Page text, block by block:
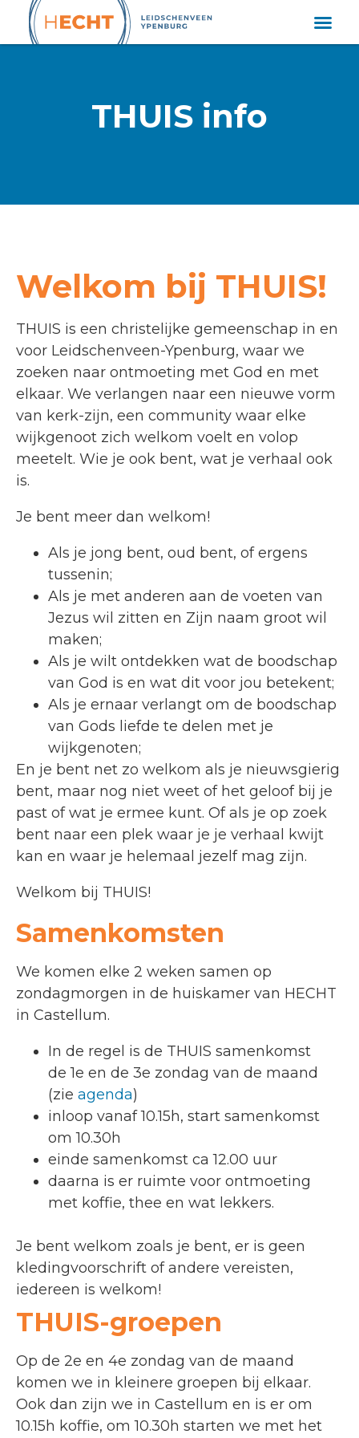
THUIS info
Welkom bij THUIS!
THUIS is een christelijke gemeenschap in en
voor Leidschenveen-Ypenburg, waar we
zoeken naar ontmoeting met God en met
elkaar. We verlangen naar een nieuwe vorm
van kerk-zijn, een community waar elke
wijkgenoot zich welkom voelt en volop
meetelt. Wie je ook bent, wat je verhaal ook
is.
Je bent meer dan welkom!
Als je jong bent, oud bent, of ergens
tussenin;
Als je met anderen aan de voeten van
Jezus wil zitten en Zijn naam groot wil
maken;
Als je wilt ontdekken wat de boodschap
van God is en wat dit voor jou betekent;
Als je ernaar verlangt om de boodschap
van Gods liefde te delen met je
wijkgenoten;
En je bent net zo welkom als je nieuwsgierig
bent, maar nog niet weet of het geloof bij je
past of wat je ermee kunt. Of als je op zoek
bent naar een plek waar je je verhaal kwijt
kan en waar je helemaal jezelf mag zijn.
Welkom bij THUIS!
Samenkomsten
We komen elke 2 weken samen op
zondagmorgen in de huiskamer van HECHT
in Castellum.
In de regel is de THUIS samenkomst
de 1e en de 3e zondag van de maand
(zie agenda)
inloop vanaf 10.15h, start samenkomst
om 10.30h
einde samenkomst ca 12.00 uur
daarna is er ruimte voor ontmoeting
met koffie, thee en wat lekkers.
Je bent welkom zoals je bent, er is geen
kledingvoorschrift of andere vereisten,
iedereen is welkom!
THUIS-groepen
Op de 2e en 4e zondag van de maand
komen we in kleinere groepen bij elkaar.
Ook dan zijn we in Castellum en is er om
10.15h koffie, om 10.30h starten we met het